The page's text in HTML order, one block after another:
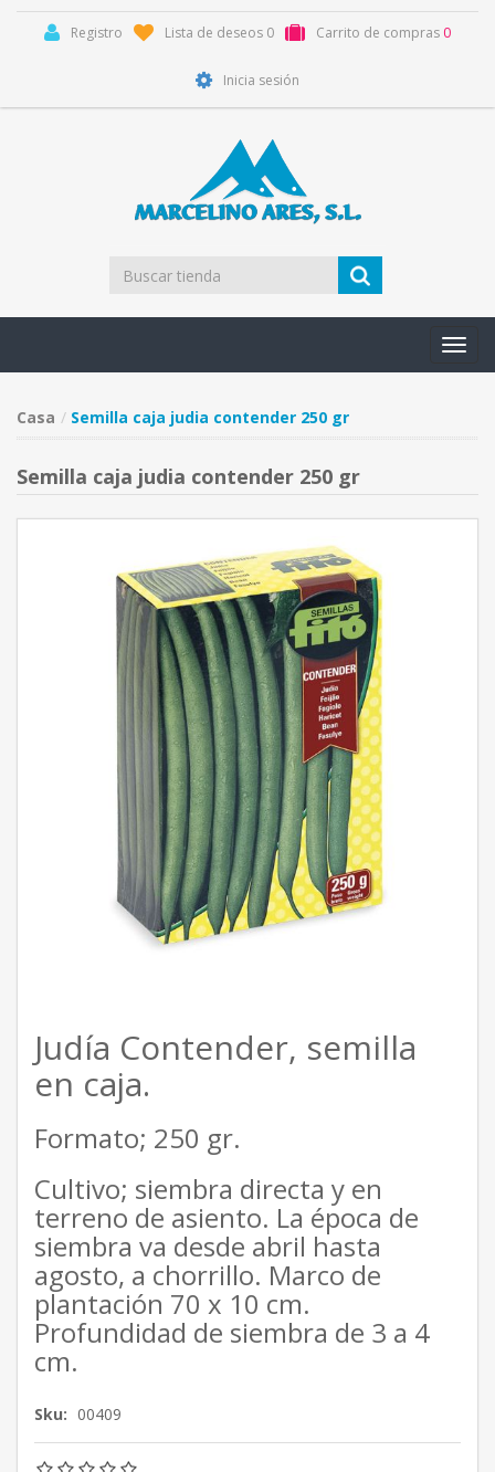
Registro Lista de deseos 0 Carrito de compras 0
Inicia sesión
Casa Semilla caja judia contender 250 gr
Semilla caja judia contender 250 gr
Judía Contender, semilla
en caja.
Formato; 250 gr.
Cultivo; siembra directa y en
terreno de asiento. La época de
siembra va desde abril hasta
agosto, a chorrillo. Marco de
plantación 70 x 10 cm.
Profundidad de siembra de 3 a 4
cm.
Sku: 00409